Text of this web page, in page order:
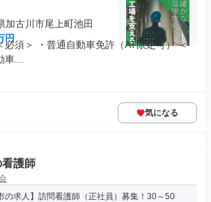
加古川市尾上町池田
円
必須＞ ・普通自動車免許（AT限定可） ＜
...
気になる
護師
の求人】訪問看護師（正社員）募集！30～50